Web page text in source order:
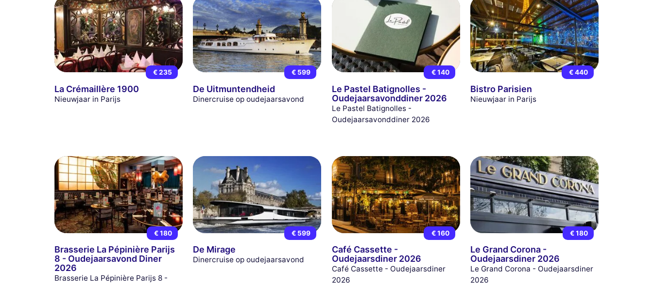
€ 235
La Crémaillère 1900
Nieuwjaar in Parijs
€ 599
De Uitmuntendheid
Dinercruise op oudejaarsavond
€ 140
Le Pastel Batignolles -
Oudejaarsavonddiner 2026
Le Pastel Batignolles -
Oudejaarsavonddiner 2026
€ 440
Bistro Parisien
Nieuwjaar in Parijs
€ 180
Brasserie La Pépinière Parijs
8 - Oudejaarsavond Diner
2026
Brasserie La Pépinière Parijs 8 -
€ 599
De Mirage
Dinercruise op oudejaarsavond
€ 160
Café Cassette -
Oudejaarsdiner 2026
Café Cassette - Oudejaarsdiner
2026
€ 180
Le Grand Corona -
Oudejaarsdiner 2026
Le Grand Corona - Oudejaarsdiner
2026